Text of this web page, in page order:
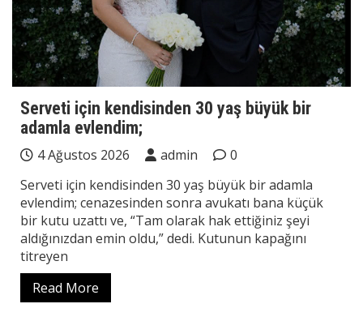
Serveti için kendisinden 30 yaş büyük bir
adamla evlendim;
4 Ağustos 2026 admin
0
Serveti için kendisinden 30 yaş büyük bir adamla
evlendim; cenazesinden sonra avukatı bana küçük
bir kutu uzattı ve, “Tam olarak hak ettiğiniz şeyi
aldığınızdan emin oldu,” dedi. Kutunun kapağını
titreyen
Read More